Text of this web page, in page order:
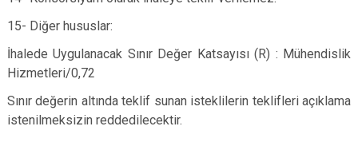
15- Diğer hususlar:
İhalede Uygulanacak Sınır Değer Katsayısı (R) : Mühendislik
Hizmetleri/0,72
Sınır değerin altında teklif sunan isteklilerin teklifleri açıklama
istenilmeksizin reddedilecektir.